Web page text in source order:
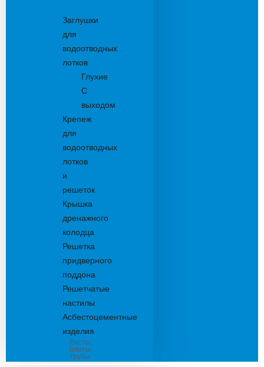
Заглушки
для
водоотводных
лотков
Глухие
С
выходом
Крепеж
для
водоотводных
лотков
и
решеток
Крышка
дренажного
колодца
Решетка
придверного
поддона
Решетчатые
настилы
Асбестоцементные
изделия
Листы,
плиты,
трубы